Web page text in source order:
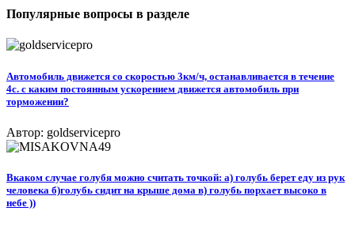
Популярные вопросы в разделе
Автомобиль движется со скоростью 3км/ч, останавливается в течение
4с. с каким постоянным ускорением движется автомобиль при
торможении?
Автор: goldservicepro
Вкаком случае голубя можно считать точкой: а) голубь берет еду из рук
человека б)голубь сидит на крыше дома в) голубь порхает высоко в
небе ))